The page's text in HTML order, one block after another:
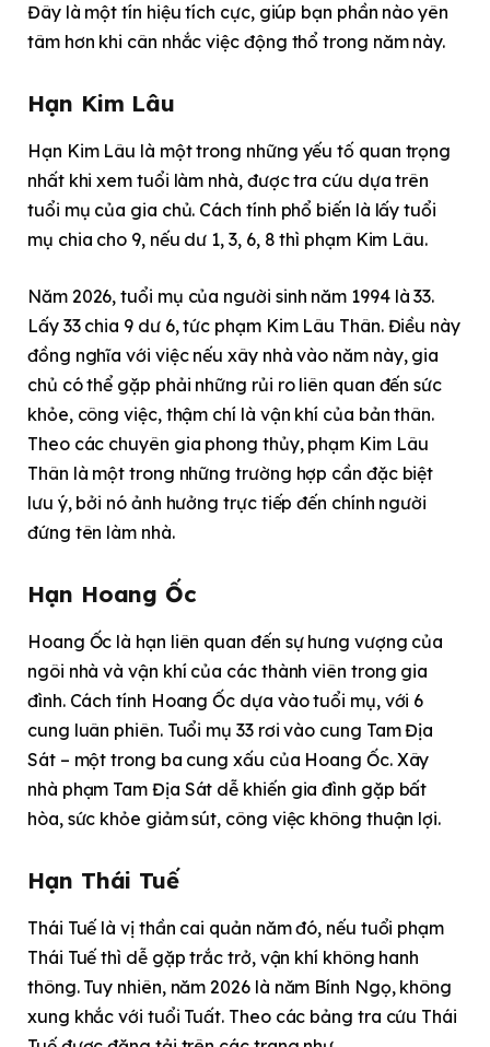
Đây là một tín hiệu tích cực, giúp bạn phần nào yên
tâm hơn khi cân nhắc việc động thổ trong năm này.
Hạn Kim Lâu
Hạn Kim Lâu là một trong những yếu tố quan trọng
nhất khi xem tuổi làm nhà, được tra cứu dựa trên
tuổi mụ của gia chủ. Cách tính phổ biến là lấy tuổi
mụ chia cho 9, nếu dư 1, 3, 6, 8 thì phạm Kim Lâu.
Năm 2026, tuổi mụ của người sinh năm 1994 là 33.
Lấy 33 chia 9 dư 6, tức phạm Kim Lâu Thân. Điều này
đồng nghĩa với việc nếu xây nhà vào năm này, gia
chủ có thể gặp phải những rủi ro liên quan đến sức
khỏe, công việc, thậm chí là vận khí của bản thân.
Theo các chuyên gia phong thủy, phạm Kim Lâu
Thân là một trong những trường hợp cần đặc biệt
lưu ý, bởi nó ảnh hưởng trực tiếp đến chính người
đứng tên làm nhà.
Hạn Hoang Ốc
Hoang Ốc là hạn liên quan đến sự hưng vượng của
ngôi nhà và vận khí của các thành viên trong gia
đình. Cách tính Hoang Ốc dựa vào tuổi mụ, với 6
cung luân phiên. Tuổi mụ 33 rơi vào cung Tam Địa
Sát – một trong ba cung xấu của Hoang Ốc. Xây
nhà phạm Tam Địa Sát dễ khiến gia đình gặp bất
hòa, sức khỏe giảm sút, công việc không thuận lợi.
Hạn Thái Tuế
Thái Tuế là vị thần cai quản năm đó, nếu tuổi phạm
Thái Tuế thì dễ gặp trắc trở, vận khí không hanh
thông. Tuy nhiên, năm 2026 là năm Bính Ngọ, không
xung khắc với tuổi Tuất. Theo các bảng tra cứu Thái